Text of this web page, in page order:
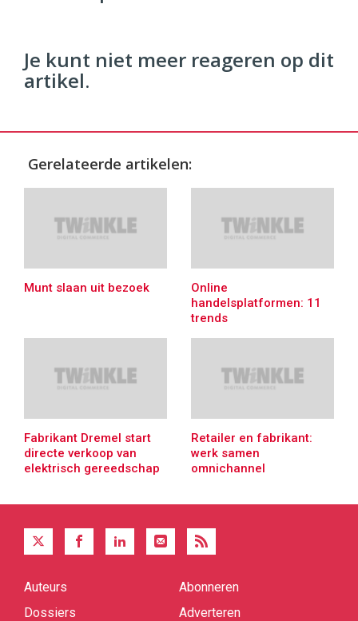
Je kunt niet meer reageren op dit
artikel.
Gerelateerde artikelen:
Munt slaan uit bezoek
Online
handelsplatformen: 11
trends
Fabrikant Dremel start
directe verkoop van
elektrisch gereedschap
Retailer en fabrikant:
werk samen
omnichannel
Quick
Auteurs
Dossiers
Abonneren
Adverteren